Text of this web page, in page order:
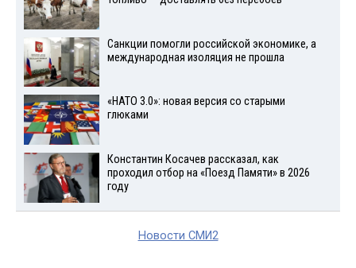
Санкции помогли российской экономике, а
международная изоляция не прошла
«НАТО 3.0»: новая версия со старыми
глюками
Константин Косачев рассказал, как
проходил отбор на «Поезд Памяти» в 2026
году
Новости СМИ2